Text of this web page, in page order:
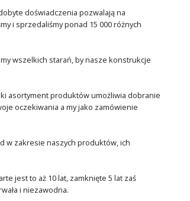
doświadczenia pozwalają na
i sprzedaliśmy ponad 15 000 różnych
wszelkich starań, by nasze konstrukcje
asortyment produktów umożliwia dobranie
oczekiwania a my jako zamówienie
w zakresie naszych produktów, ich
jest to aż 10 lat, zamknięte 5 lat zaś
i niezawodna.